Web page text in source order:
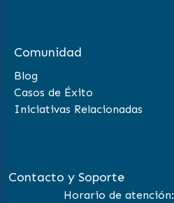
Comunidad
Blog
Casos de Éxito
Iniciativas Relacionadas
Contacto y Soporte
Horario de atención: